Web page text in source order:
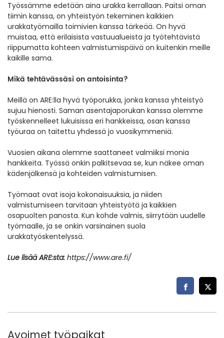
Työssämme edetään aina urakka kerrallaan. Paitsi oman
tiimin kanssa, on yhteistyön tekeminen kaikkien
urakkatyömailla toimivien kanssa tärkeää. On hyvä
muistaa, että erilaisista vastuualueista ja työtehtävistä
riippumatta kohteen valmistumispäivä on kuitenkin meille
kaikille sama.
Mikä tehtävässäsi on antoisinta?
Meillä on ARE:lla hyvä työporukka, jonka kanssa yhteistyö
sujuu hienosti. Saman asentajaporukan kanssa olemme
työskennelleet lukuisissa eri hankkeissa, osan kanssa
työuraa on taitettu yhdessä jo vuosikymmeniä.
Vuosien aikana olemme saattaneet valmiiksi monia
hankkeita. Työssä onkin palkitsevaa se, kun näkee oman
kädenjälkensä ja kohteiden valmistumisen.
Työmaat ovat isoja kokonaisuuksia, ja niiden
valmistumiseen tarvitaan yhteistyötä ja kaikkien
osapuolten panosta. Kun kohde valmis, siirrytään uudelle
työmaalle, ja se onkin varsinainen suola
urakkatyöskentelyssä.
Lue lisää ARE:sta: https://www.are.fi/
Avoimet työpaikat